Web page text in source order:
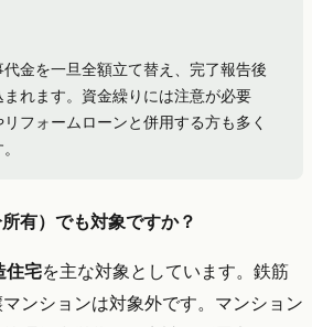
金を一旦全額立て替え、完了報告後
れます。資金繰りには注意が必要
フォームローンと併用する方も多く
有）でも対象ですか？
住宅を主な対象としています。鉄筋
ンションは対象外です。マンション